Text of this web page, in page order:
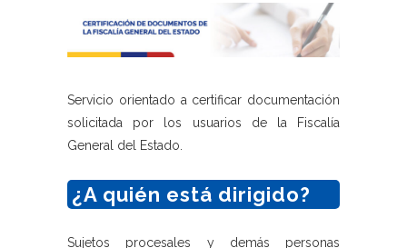
Servicio orientado a certificar documentación
solicitada por los usuarios de la Fiscalía
General del Estado.
¿A quién está dirigido?
Sujetos procesales y demás personas